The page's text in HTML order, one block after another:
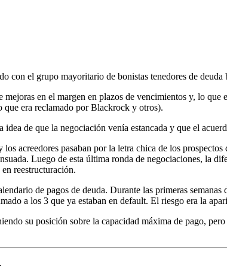
con el grupo mayoritario de bonistas tenedores de
en el margen en plazos de vencimientos y, lo
que era reclamado por Blackrock y otros).
de que la negociación venía estancada y que el
acreedores pasaban por la letra chica de los
Luego de esta última ronda de negociaciones, la
reestructuración.
de pagos de deuda. Durante las primeras
a los 3 que ya estaban en default. El riesgo era la
su posición sobre la capacidad máxima de pago,